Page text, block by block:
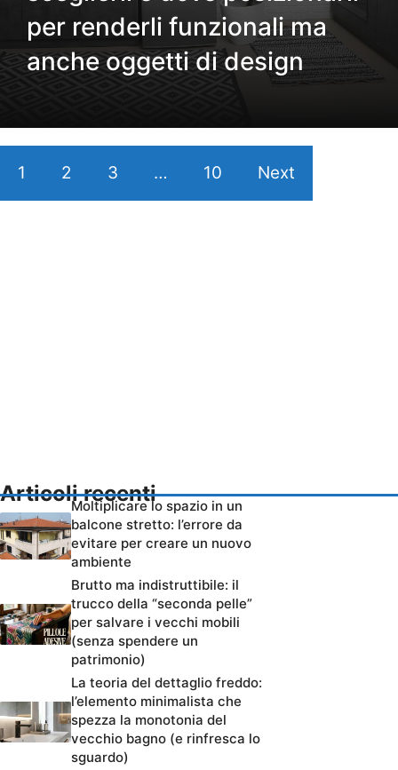
per renderli funzionali ma
anche oggetti di design
1 2 3 … 10 Next
Articoli recenti
Moltiplicare lo spazio in un
balcone stretto: l’errore da
evitare per creare un nuovo
ambiente
Brutto ma indistruttibile: il
trucco della “seconda pelle”
per salvare i vecchi mobili
(senza spendere un
patrimonio)
La teoria del dettaglio freddo:
l’elemento minimalista che
spezza la monotonia del
vecchio bagno (e rinfresca lo
sguardo)